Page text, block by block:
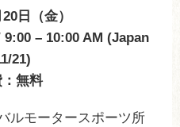
日（金）
– 10:00 AM (Japan
21)
無料
ルモータースポーツ所